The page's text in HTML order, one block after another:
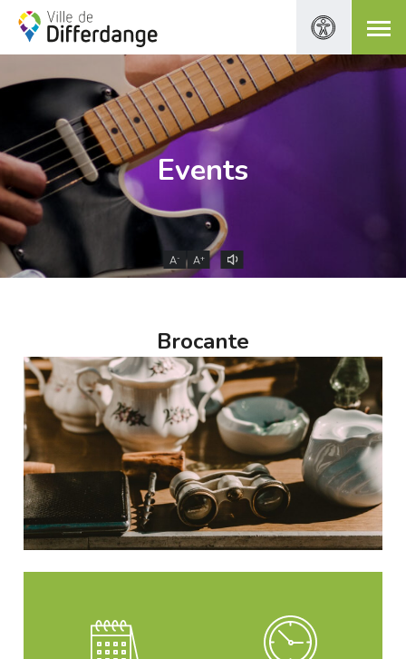
Events
A- A+
Brocante